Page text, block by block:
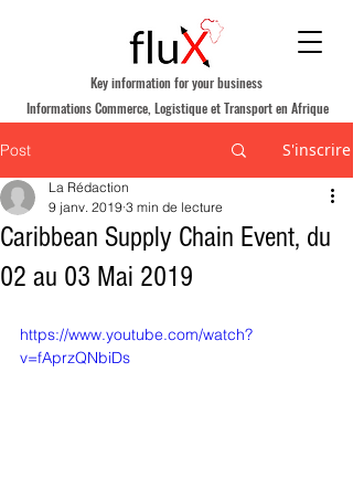
Informations Commerce, Logistique et Transport en Afrique
Key information for your business
Post S'inscrire
Caribbean Supply Chain Event, du
02 au 03 Mai 2019
La Rédaction
9 janv. 2019 3 min de lecture
https://www.youtube.com/watch?
v=fAprzQNbiDs